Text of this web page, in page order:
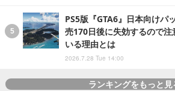
PS5版『GTA6』日本向けパ
売170日後に失効するので
いる理由とは
2026.7.28 Tue 14:00
ランキングをもっと見